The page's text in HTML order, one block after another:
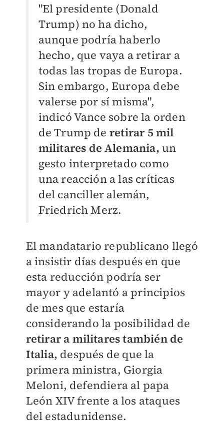
"El presidente (Donald
Trump) no ha dicho,
aunque podría haberlo
hecho, que vaya a retirar a
todas las tropas de Europa.
Sin embargo, Europa debe
valerse por sí misma",
indicó Vance sobre la orden
de Trump de retirar 5 mil
militares de Alemania, un
gesto interpretado como
una reacción a las críticas
del canciller alemán,
Friedrich Merz.
El mandatario republicano llegó
a insistir días después en que
esta reducción podría ser
mayor y adelantó a principios
de mes que estaría
considerando la posibilidad de
retirar a militares también de
Italia, después de que la
primera ministra, Giorgia
Meloni, defendiera al papa
León XIV frente a los ataques
del estadunidense.